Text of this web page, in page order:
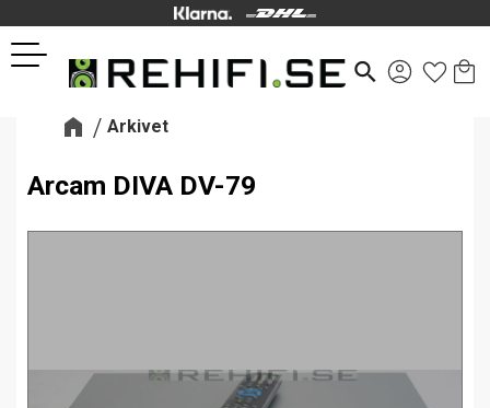
Meny
search
Arkivet
Arcam DIVA DV-79